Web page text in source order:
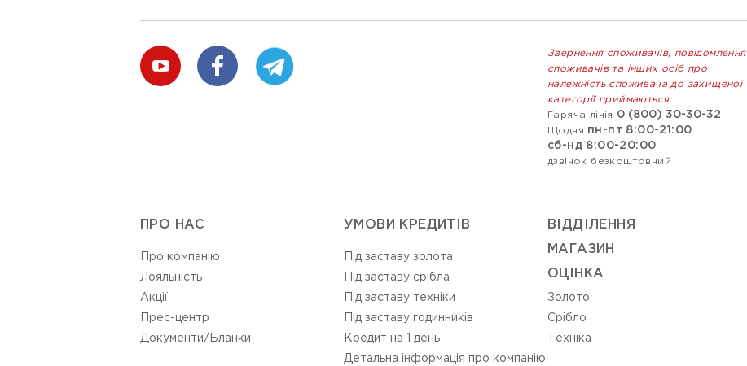
Звернення споживачів, повідомлення
споживачів та інших осіб про
належність споживача до захищеної
категорії приймаються:
Гаряча лінія
0 (800) 30-30-32
Щодня пн-пт 8:00-21:00
сб-нд 8:00-20:00
дзвінок безкоштовний
ПРО НАС
Про компанію
Лояльність
Акції
Прес-центр
Документи/Бланки
УМОВИ КРЕДИТІВ
Під заставу золота
Під заставу срібла
Під заставу техніки
Під заставу годинників
Кредит на 1 день
Детальна інформація про компанію
ВIДДIЛЕННЯ
МАГАЗИН
ОЦIНКА
Золото
Срiбло
Технiка